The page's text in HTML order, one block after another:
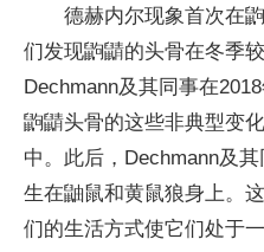
德赫内尔现象首次在
们发现鼩鼱的头骨在冬季
Dechmann及其同事在
鼩鼱头骨的这些非典型变
中。此后，Dechmann及
生在鼬鼠和黄鼠狼身上。
们的生活方式使它们处于